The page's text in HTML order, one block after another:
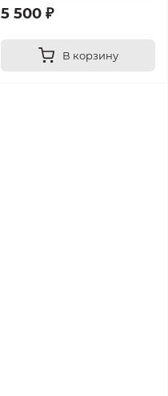
5 500 ₽
В корзину